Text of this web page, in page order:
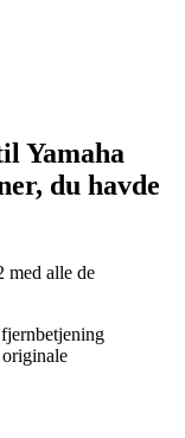
Yamaha
du havde
med alle de